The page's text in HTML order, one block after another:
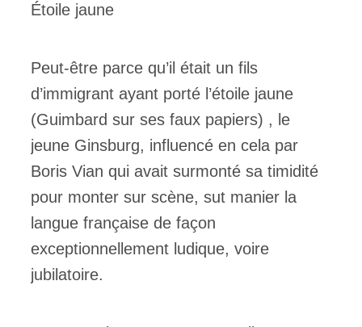
Étoile jaune
Peut-être parce qu’il était un fils
d’immigrant ayant porté l’étoile jaune
(Guimbard sur ses faux papiers) , le
jeune Ginsburg, influencé en cela par
Boris Vian qui avait surmonté sa timidité
pour monter sur scène, sut manier la
langue française de façon
exceptionnellement ludique, voire
jubilatoire.